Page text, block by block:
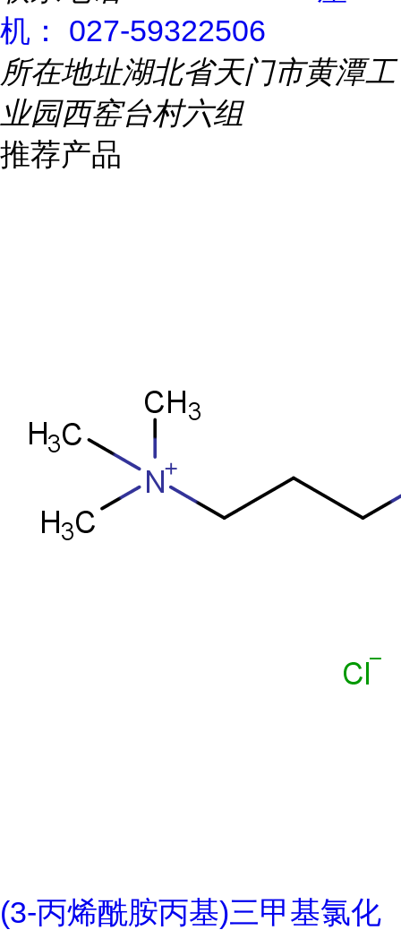
机： 027-59322506
所在地址湖北省天门市黄潭工
业园西窑台村六组
推荐产品
(3-丙烯酰胺丙基)三甲基氯化